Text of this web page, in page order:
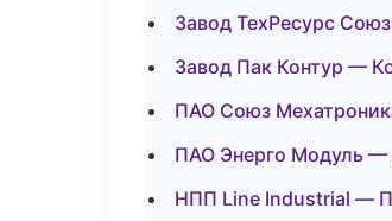
Завод ТехРесурс
Завод Пак Контур —
ПАО Союз
ПАО Энерго Модуль —
НПП Line Industrial —